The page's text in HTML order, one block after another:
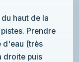
haut de la
Prendre
d'eau (très
droite puis